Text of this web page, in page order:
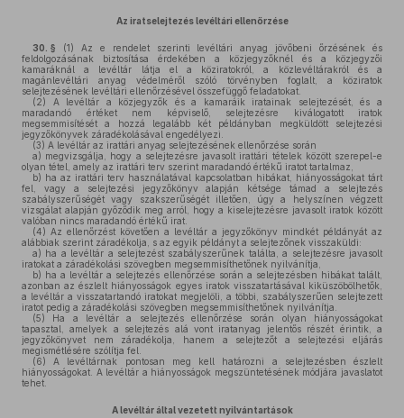
Az iratselejtezés levéltári ellenőrzése
30. § (1) Az e rendelet szerinti levéltári anyag jövőbeni őrzésének és
feldolgozásának biztosítása érdekében a közjegyzőknél és a közjegyzői
kamaráknál a levéltár látja el a köziratokról, a közlevéltárakról és a
magánlevéltári anyag védelméről szóló törvényben foglalt, a köziratok
selejtezésének levéltári ellenőrzésével összefüggő feladatokat.
(2) A levéltár a közjegyzők és a kamaráik iratainak selejtezését, és a
maradandó értéket nem képviselő, selejtezésre kiválogatott iratok
megsemmisítését a hozzá legalább két példányban megküldött selejtezési
jegyzőkönyvek záradékolásával engedélyezi.
(3) A levéltár az irattári anyag selejtezésének ellenőrzése során
a) megvizsgálja, hogy a selejtezésre javasolt irattári tételek között szerepel-e
olyan tétel, amely az irattári terv szerint maradandó értékű iratot tartalmaz,
b) ha az irattári terv használatával kapcsolatban hibákat, hiányosságokat tárt
fel, vagy a selejtezési jegyzőkönyv alapján kétsége támad a selejtezés
szabályszerűségét vagy szakszerűségét illetően, úgy a helyszínen végzett
vizsgálat alapján győződik meg arról, hogy a kiselejtezésre javasolt iratok között
valóban nincs maradandó értékű irat.
(4) Az ellenőrzést követően a levéltár a jegyzőkönyv mindkét példányát az
alábbiak szerint záradékolja, s az egyik példányt a selejtezőnek visszaküldi:
a) ha a levéltár a selejtezést szabályszerűnek találta, a selejtezésre javasolt
iratokat a záradékolási szövegben megsemmisíthetőnek nyilvánítja,
b) ha a levéltár a selejtezés ellenőrzése során a selejtezésben hibákat talált,
azonban az észlelt hiányosságok egyes iratok visszatartásával kiküszöbölhetők,
a levéltár a visszatartandó iratokat megjelöli, a többi, szabályszerűen selejtezett
iratot pedig a záradékolási szövegben megsemmisíthetőnek nyilvánítja.
(5) Ha a levéltár a selejtezés ellenőrzése során olyan hiányosságokat
tapasztal, amelyek a selejtezés alá vont iratanyag jelentős részét érintik, a
jegyzőkönyvet nem záradékolja, hanem a selejtezőt a selejtezési eljárás
megismétlésére szólítja fel.
(6) A levéltárnak pontosan meg kell határozni a selejtezésben észlelt
hiányosságokat. A levéltár a hiányosságok megszüntetésének módjára javaslatot
tehet.
A levéltár által vezetett nyilvántartások